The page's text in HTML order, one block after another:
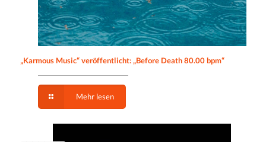
„Karmous Music“ veröffentlicht: „Before Death 80.00 bpm“
Mehr lesen